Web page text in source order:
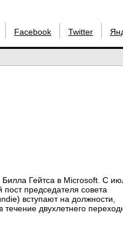
Facebook Twitter
Гейтса в Microsoft. C
председателя совета
вступают на должности,
течение двухлетнего